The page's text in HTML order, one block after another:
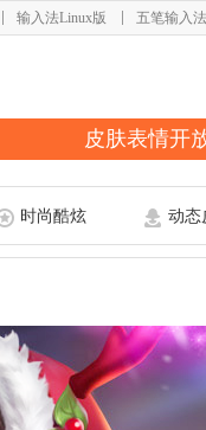
输入法Linux版 五笔输入法
皮肤表情开
时尚酷炫 动态